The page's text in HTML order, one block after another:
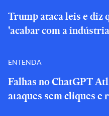
Trump ataca leis e diz
'acabar com a
ENTENDA
Falhas no ChatGPT
ataques sem cliques e